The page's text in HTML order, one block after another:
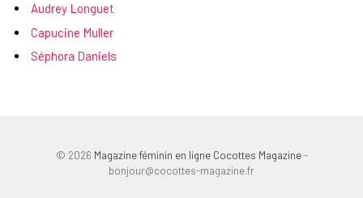
Audrey Longuet
Capucine Muller
Séphora Daniels
© 2026 Magazine féminin en ligne Cocottes Magazine-
bonjour@cocottes-magazine.fr